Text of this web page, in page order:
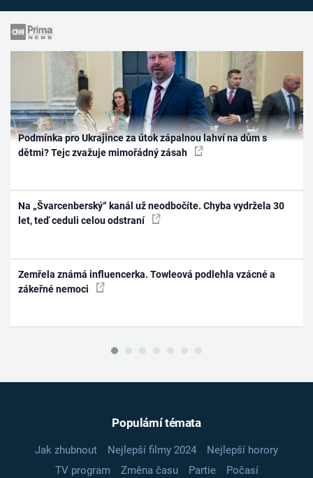
Podmínka pro Ukrajince za útok zápalnou lahví na dům s
dětmi? Tejc zvažuje mimořádný zásah
Na „Švarcenberský“ kanál už neodbočíte. Chyba vydržela 30
let, teď ceduli celou odstraní
Zemřela známá influencerka. Towleová podlehla vzácné a
zákeřné nemoci
Populární témata
Jak zhubnout Nejlepší filmy 2024
Nejlepší horory
TV program
Změna času Partie
Počasí